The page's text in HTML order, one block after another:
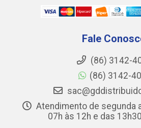
Fale
(86) 3142-
(86) 3142-
Atendimento de segunda
07h às 12h e das